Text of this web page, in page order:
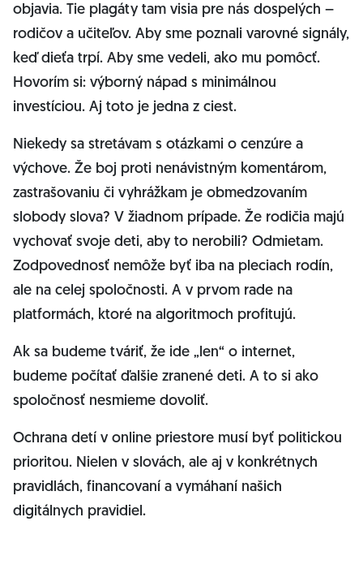
objavia. Tie plagáty tam visia pre nás dospelých –
rodičov a učiteľov. Aby sme poznali varovné signály,
keď dieťa trpí. Aby sme vedeli, ako mu pomôcť.
Hovorím si: výborný nápad s minimálnou
investíciou. Aj toto je jedna z ciest.
Niekedy sa stretávam s otázkami o cenzúre a
výchove. Že boj proti nenávistným komentárom,
zastrašovaniu či vyhrážkam je obmedzovaním
slobody slova? V žiadnom prípade. Že rodičia majú
vychovať svoje deti, aby to nerobili? Odmietam.
Zodpovednosť nemôže byť iba na pleciach rodín,
ale na celej spoločnosti. A v prvom rade na
platformách, ktoré na algoritmoch profitujú.
Ak sa budeme tváriť, že ide „len“ o internet,
budeme počítať ďalšie zranené deti. A to si ako
spoločnosť nesmieme dovoliť.
Ochrana detí v online priestore musí byť politickou
prioritou. Nielen v slovách, ale aj v konkrétnych
pravidlách, financovaní a vymáhaní našich
digitálnych pravidiel.